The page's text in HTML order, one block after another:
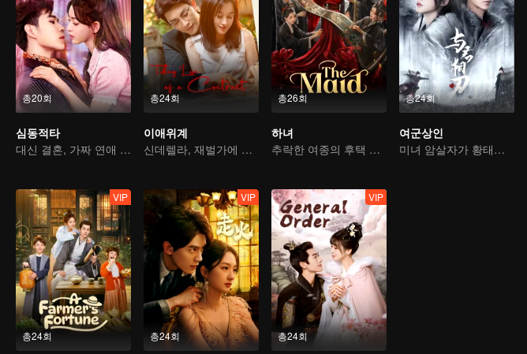
총20회
심동적타
대신 결혼, 가짜 연애 진짜 사랑
총24회
이애위계
신데렐라, 재벌가에 돌아오다
총26회
하녀
추락한 여종의 후택 공심기
총24회
여군상인
미녀 암살자가 황태자의 마음을 사로잡는다
총24회
VIP
총24회
VIP
총24회
VIP